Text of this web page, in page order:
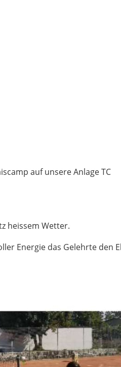
auf unsere Anlage TC
heissem Wetter.
Energie das Gelehrte den